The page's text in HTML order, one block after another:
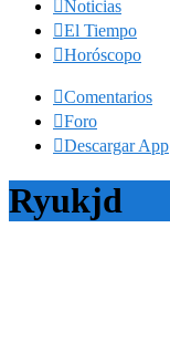
Noticias
El Tiempo
Horóscopo
Comentarios
Foro
Descargar App
Ryukjd